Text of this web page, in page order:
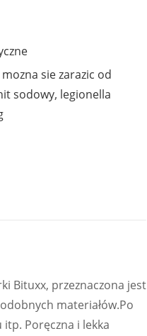
sie zarazic od
sodowy, legionella
Bituxx, przeznaczona jest
materiałów.Po
Poręczna i lekka